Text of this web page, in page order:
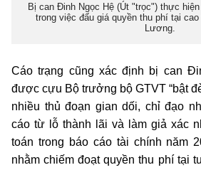
Bị can Đinh Ngọc Hệ (Út "trọc") thực
trong việc đấu giá quyền thu phí tại
Lương.
Cáo trạng cũng xác định bị can
được cựu Bộ trưởng bộ GTVT “bật
nhiều thủ đoạn gian dối, chỉ đạo
cáo từ lỗ thành lãi và làm giả xác
toán trong báo cáo tài chính năm
nhằm chiếm đoạt quyền thu phí tại